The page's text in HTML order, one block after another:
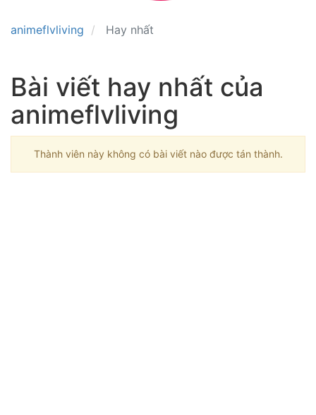
animeflvliving Hay nhất
Bài viết hay nhất của
animeflvliving
Thành viên này không có bài viết nào được tán thành.